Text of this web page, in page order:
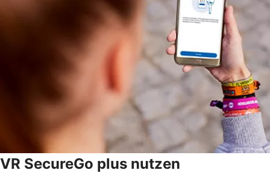
VR SecureGo plus nutzen